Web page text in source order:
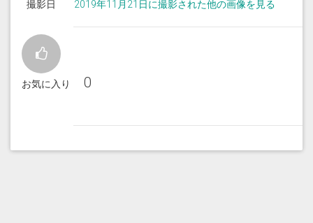
撮影日 2019年11月21日に撮影された他の画像を見る
お気に入り 0